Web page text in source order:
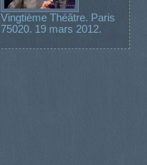
Vingtième Théâtre. Paris
75020. 19 mars 2012.